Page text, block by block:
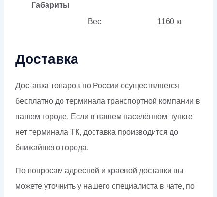
Габариты
Вес 1160 кг
Доставка
Доставка товаров по России осуществляется
бесплатно до терминала транспортной компании в
вашем городе. Если в вашем населённом пункте
нет терминала ТК, доставка производится до
ближайшего города.
По вопросам адресной и краевой доставки вы
можете уточнить у нашего специалиста в чате, по